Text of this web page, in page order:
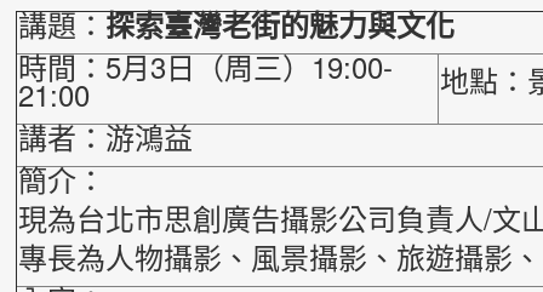
講題：探索臺灣老街的魅力與文化
時間：5月3日（周三）19:00-
21:00
地點：
講者：游鴻益
簡介：
現為台北市思創廣告攝影公司負責人/文
專長為人物攝影、風景攝影、旅遊攝影